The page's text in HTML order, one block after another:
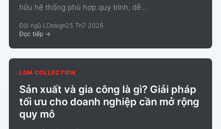
hữu hệ thống phù hợp quy trình, dễ...
Đội ngũ LDesign25 Th7 2026
Đọc tiếp ->
LDM COLLECTION
Sản xuất và gia công là gì? Giải pháp
tối ưu cho doanh nghiệp cần mở rộng
quy mô